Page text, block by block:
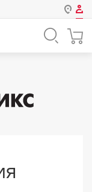
на этом